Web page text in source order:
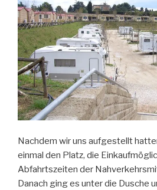
Nachdem wir uns aufgestellt
einmal den Platz, die
Abfahrtszeiten der
Danach ging es unter die Dusche